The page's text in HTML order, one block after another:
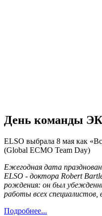
День команды
ELSO выбрала 8 мая как
(Global ECMO Team Day)
Ежегодная дата
ELSO - доктора Robert
рождения: он был
работы всех
Подробнее...